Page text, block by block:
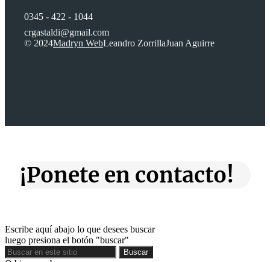
0345 - 422 - 1044
crgastaldi@gmail.com
© 2024Madryn WebLeandro ZorrillaJuan Aguirre
¡Ponete en contacto!
Escribe aquí abajo lo que desees buscar
luego presiona el botón "buscar"
Buscar
Buscar